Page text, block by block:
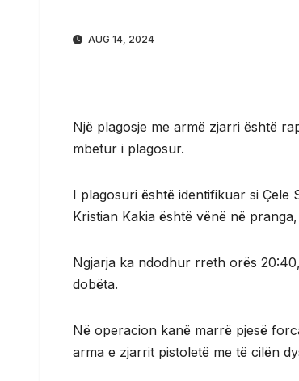
AUG 14, 2024
Një plagosje me armë zjarri është
mbetur i plagosur.
I plagosuri është identifikuar si Çele
Kristian Kakia është vënë në
Ngjarja ka ndodhur rreth orës
dobëta.
Në operacion kanë marrë pjesë
arma e zjarrit pistoletë me të cilën